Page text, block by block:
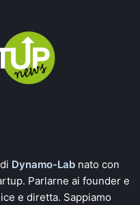
Dynamo-Lab nato con
Parlarne ai founder e
e diretta. Sappiamo